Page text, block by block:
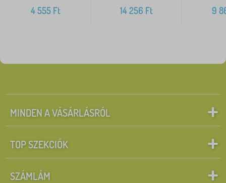
4 555Ft 14 256 Ft 9
MINDEN A VÁSÁRLÁSRÓL
TOP SZEKCIÓK
SZÁMLÁM